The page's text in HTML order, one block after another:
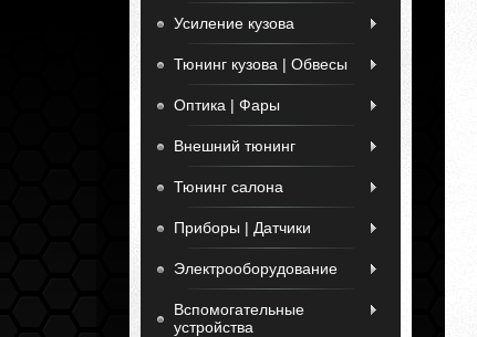
Усиление кузова
Тюнинг кузова | Обвесы
Оптика | Фары
Внешний тюнинг
Тюнинг салона
Приборы | Датчики
Электрооборудование
Вспомогательные
устройства